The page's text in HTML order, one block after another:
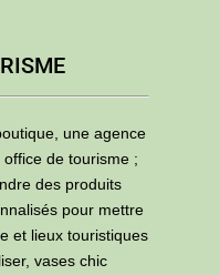
une agence
de tourisme ;
des produits
pour mettre
et lieux touristiques
vases chic